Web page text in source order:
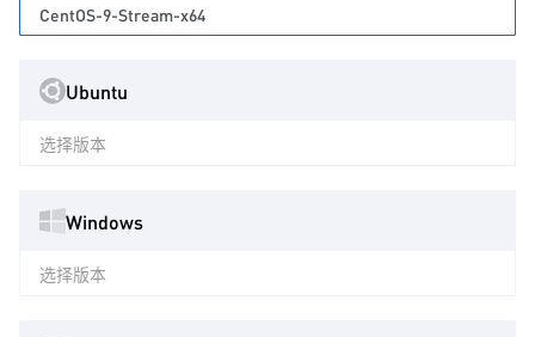
CentOS-9-Stream-x64
Ubuntu
选择版本
Windows
选择版本